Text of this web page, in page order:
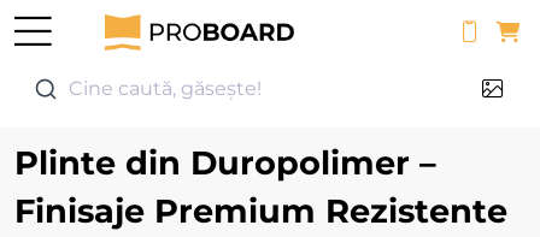
Cine caută, găsește!
Plinte din Duropolimer –
Finisaje Premium Rezistente